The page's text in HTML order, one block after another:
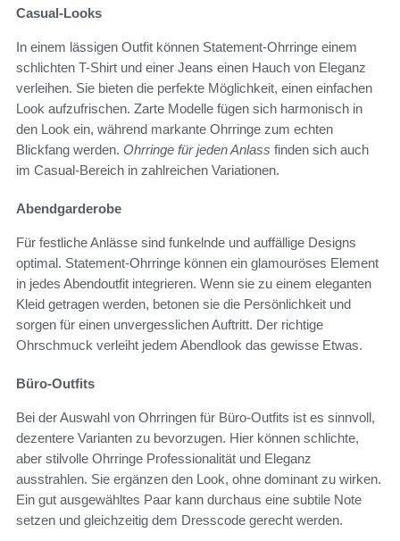
Casual-Looks
In einem lässigen Outfit können Statement-Ohrringe einem
schlichten T-Shirt und einer Jeans einen Hauch von Eleganz
verleihen. Sie bieten die perfekte Möglichkeit, einen einfachen
Look aufzufrischen. Zarte Modelle fügen sich harmonisch in
den Look ein, während markante Ohrringe zum echten
Blickfang werden. Ohrringe für jeden Anlass finden sich auch
im Casual-Bereich in zahlreichen Variationen.
Abendgarderobe
Für festliche Anlässe sind funkelnde und auffällige Designs
optimal. Statement-Ohrringe können ein glamouröses Element
in jedes Abendoutfit integrieren. Wenn sie zu einem eleganten
Kleid getragen werden, betonen sie die Persönlichkeit und
sorgen für einen unvergesslichen Auftritt. Der richtige
Ohrschmuck verleiht jedem Abendlook das gewisse Etwas.
Büro-Outfits
Bei der Auswahl von Ohrringen für Büro-Outfits ist es sinnvoll,
dezentere Varianten zu bevorzugen. Hier können schlichte,
aber stilvolle Ohrringe Professionalität und Eleganz
ausstrahlen. Sie ergänzen den Look, ohne dominant zu wirken.
Ein gut ausgewähltes Paar kann durchaus eine subtile Note
setzen und gleichzeitig dem Dresscode gerecht werden.